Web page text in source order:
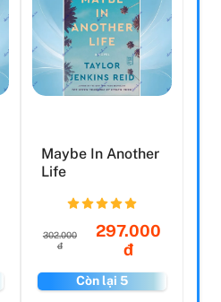
Maybe In Another
Life
302.000
đ
297.000
đ
Còn lại 5